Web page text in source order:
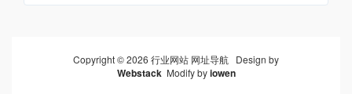
Copyright © 2026 行业网站 网址导航 Design by
Webstack Modify byiowen